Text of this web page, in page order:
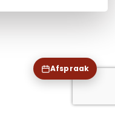
Afspraak